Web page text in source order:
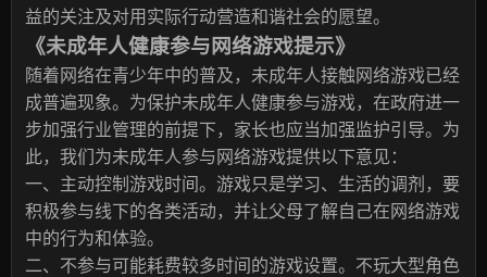
益的关注及对用实际行动营造和谐社会的愿望。
《未成年人健康参与网络游戏提示》
随着网络在青少年中的普及，未成年人接触网络游戏已经
成普遍现象。为保护未成年人健康参与游戏，在政府进一
步加强行业管理的前提下，家长也应当加强监护引导。为
此，我们为未成年人参与网络游戏提供以下意见：
一、主动控制游戏时间。游戏只是学习、生活的调剂，要
积极参与线下的各类活动，并让父母了解自己在网络游戏
中的行为和体验。
二、不参与可能耗费较多时间的游戏设置。不玩大型角色